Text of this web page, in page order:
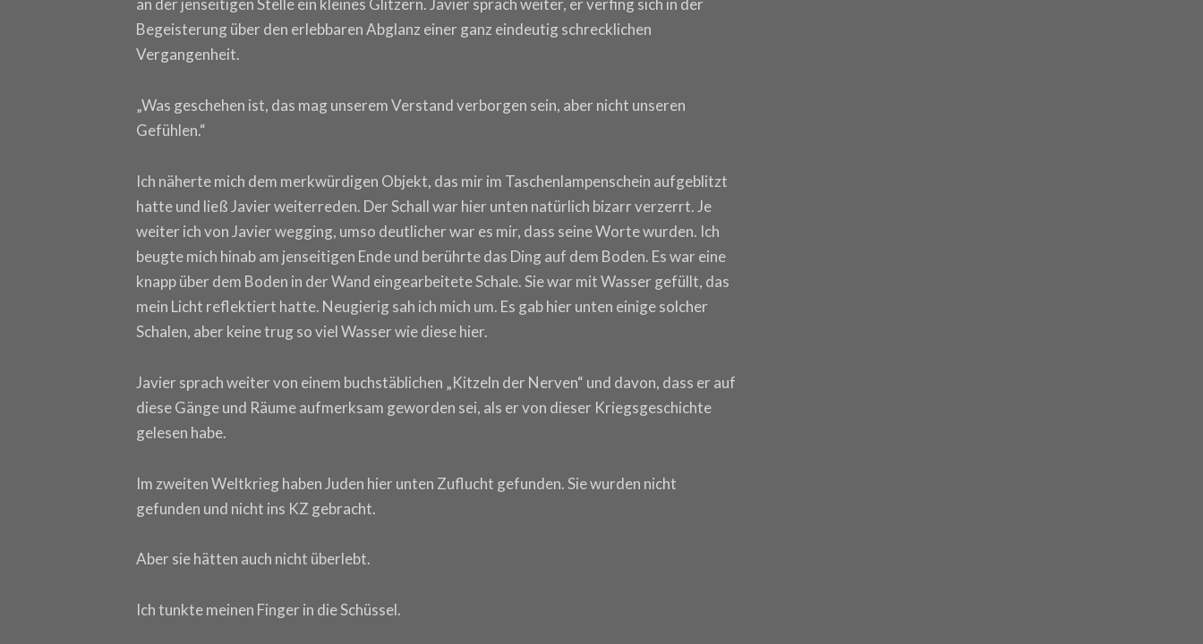
an der jenseitigen Stelle ein kleines Glitzern. Javier sprach weiter, er verfing sich in der
Begeisterung über den erlebbaren Abglanz einer ganz eindeutig schrecklichen
Vergangenheit.
„Was geschehen ist, das mag unserem Verstand verborgen sein, aber nicht unseren
Gefühlen.“
Ich näherte mich dem merkwürdigen Objekt, das mir im Taschenlampenschein aufgeblitzt
hatte und ließ Javier weiterreden. Der Schall war hier unten natürlich bizarr verzerrt. Je
weiter ich von Javier wegging, umso deutlicher war es mir, dass seine Worte wurden. Ich
beugte mich hinab am jenseitigen Ende und berührte das Ding auf dem Boden. Es war eine
knapp über dem Boden in der Wand eingearbeitete Schale. Sie war mit Wasser gefüllt, das
mein Licht reflektiert hatte. Neugierig sah ich mich um. Es gab hier unten einige solcher
Schalen, aber keine trug so viel Wasser wie diese hier.
Javier sprach weiter von einem buchstäblichen „Kitzeln der Nerven“ und davon, dass er auf
diese Gänge und Räume aufmerksam geworden sei, als er von dieser Kriegsgeschichte
gelesen habe.
Im zweiten Weltkrieg haben Juden hier unten Zuflucht gefunden. Sie wurden nicht
gefunden und nicht ins KZ gebracht.
Aber sie hätten auch nicht überlebt.
Ich tunkte meinen Finger in die Schüssel.